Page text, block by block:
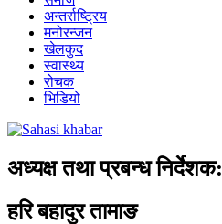
अन्तर्राष्ट्रिय
मनोरन्जन
खेलकुद
स्वास्थ्य
रोचक
भिडियो
अध्यक्ष तथा प्रबन्ध निर्देशक:
हरि बहादुर तामाङ